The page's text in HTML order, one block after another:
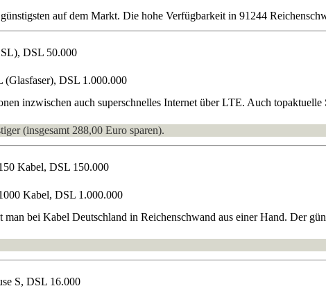
auf dem Markt. Die hohe Verfügbarkeit in 91244
DSL 50.000
DSL 1.000.000
inzwischen auch superschnelles Internet über LTE. Auch
(insgesamt 288,00 Euro sparen).
Kabel, DSL 150.000
Kabel, DSL 1.000.000
bei Kabel Deutschland in Reichenschwand aus einer Hand. Der
S, DSL 16.000